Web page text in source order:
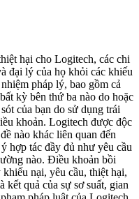
hại cho Logitech, các chi
đại lý của họ khỏi các khiếu
pháp lý, bao gồm cả
kỳ bên thứ ba nào do hoặc
của bạn do sử dụng trái
khoản. Logitech được độc
nào khác liên quan đến
hợp tác đầy đủ như yêu cầu
nào. Điều khoản bồi
nại, yêu cầu, thiệt hại,
kết quả của sự sơ suất, gian